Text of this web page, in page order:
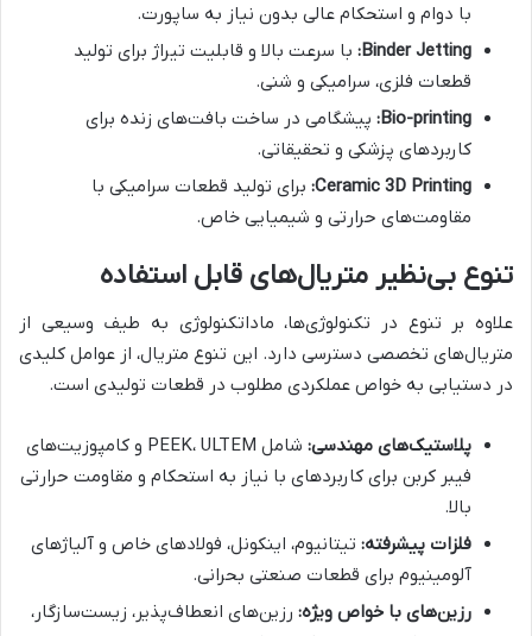
با دوام و استحکام عالی بدون نیاز به ساپورت.
Binder Jetting: با سرعت بالا و قابلیت تیراژ برای تولید
قطعات فلزی، سرامیکی و شنی.
Bio-printing: پیشگامی در ساخت بافت‌های زنده برای
کاربردهای پزشکی و تحقیقاتی.
Ceramic 3D Printing: برای تولید قطعات سرامیکی با
مقاومت‌های حرارتی و شیمیایی خاص.
تنوع بی‌نظیر متریال‌های قابل استفاده
علاوه بر تنوع در تکنولوژی‌ها، ماداتکنولوژی به طیف وسیعی از
متریال‌های تخصصی دسترسی دارد. این تنوع متریال، از عوامل کلیدی
در دستیابی به خواص عملکردی مطلوب در قطعات تولیدی است.
پلاستیک‌های مهندسی:
شامل PEEK، ULTEM و کامپوزیت‌های
فیبر کربن برای کاربردهای با نیاز به استحکام و مقاومت حرارتی
بالا.
فلزات پیشرفته: تیتانیوم، اینکونل، فولادهای خاص و آلیاژهای
آلومینیوم برای قطعات صنعتی بحرانی.
رزین‌های با خواص ویژه: رزین‌های انعطاف‌پذیر، زیست‌سازگار،